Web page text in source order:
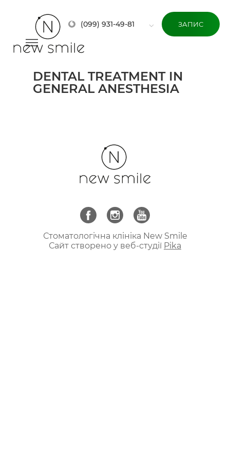
(099) 931-49-81 ЗАПИС
DENTAL TREATMENT IN
GENERAL ANESTHESIA
Стоматологічна клініка New Smile
Сайт створено у веб-студії Pika